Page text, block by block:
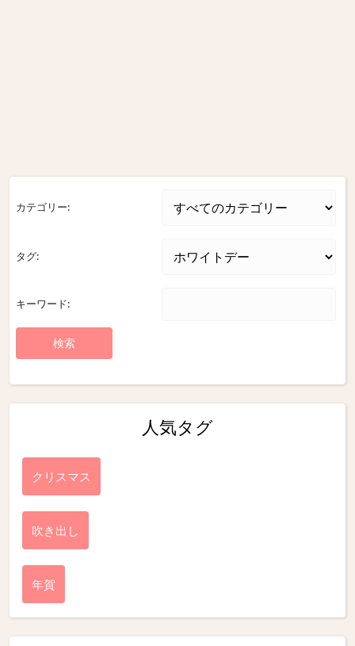
カテゴリー:
タグ:
キーワード:
人気タグ
クリスマス
吹き出し
年賀